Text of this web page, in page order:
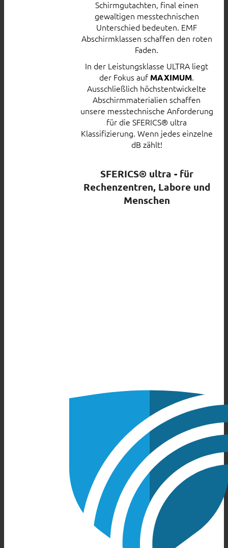
Schirmgutachten, final einen
gewaltigen messtechnischen
Unterschied bedeuten. EMF
Abschirmklassen schaffen den roten
Faden.
In der Leistungsklasse ULTRA liegt
der Fokus auf MAXIMUM.
Ausschließlich höchstentwickelte
Abschirmmaterialien schaffen
unsere messtechnische Anforderung
für die SFERICS® ultra
Klassifizierung. Wenn jedes einzelne
dB zählt!
SFERICS® ultra - für
Rechenzentren, Labore und
Menschen